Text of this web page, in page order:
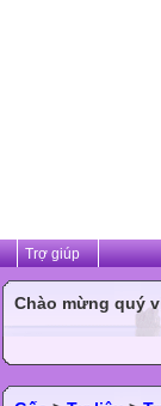
Trợ giúp
Chào mừng quý